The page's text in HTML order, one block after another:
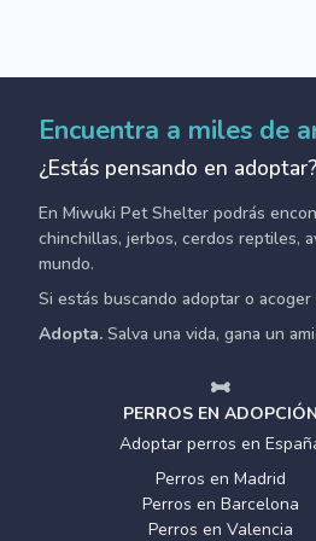
Encuentra a miles de
¿Estás pensando en
En Miwuki Pet Shelter podrás
chinchillas, jerbos, cerdos reptiles,
mundo.
Si estás buscando adoptar o
Adopta. Salva una vida, gana un
PERROS EN ADOPCIÓN
Adoptar perros en
Perros en Madrid
Perros en Barcelona
Perros en Valencia